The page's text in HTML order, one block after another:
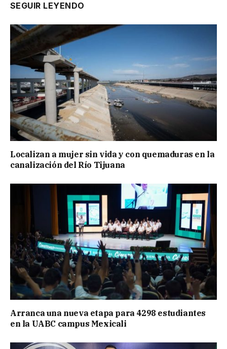
SEGUIR LEYENDO
Localizan a mujer sin vida y con quemaduras en la
canalización del Río Tijuana
Arranca una nueva etapa para 4298 estudiantes
en la UABC campus Mexicali